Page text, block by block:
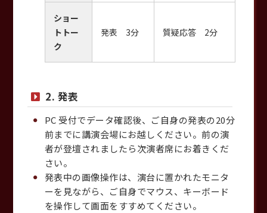
ショー
トトー
ク
発表 3分 質疑応答 2分
2. 発表
PC 受付でデータ確認後、ご自身の発表の20分
前までに講演会場にお越しください。前の演
者が登壇されましたら次演者席にお着きくだ
さい。
発表中の画像操作は、演台に置かれたモニタ
ーを見ながら、ご自身でマウス、キーボード
を操作して画面をすすめてください。